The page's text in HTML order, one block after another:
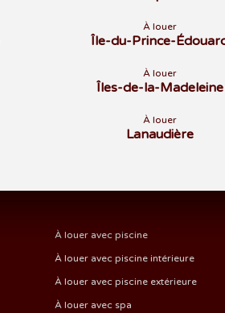
À louer
Île-du-Prince-
À louer
Îles-de-la-Madeleine
À louer
Lanaudière
À louer avec piscine
À louer avec piscine intérieure
À louer avec piscine extérieure
À louer avec spa